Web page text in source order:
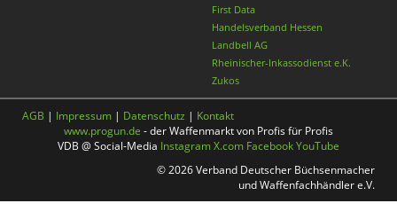
First Data
Handelsverband Hessen
Landbell AG
Rheinischer-Inkassodienst e.K.
Zukos
AGB | Impressum | Datenschutz | Kontakt
www.progun.de - der Waffenmarkt von Profis für Profis
VDB @ Social-Media InstagramX.com FacebookYouTube
© 2026 Verband Deutscher Büchsenmacher
und Waffenfachhändler e.V.